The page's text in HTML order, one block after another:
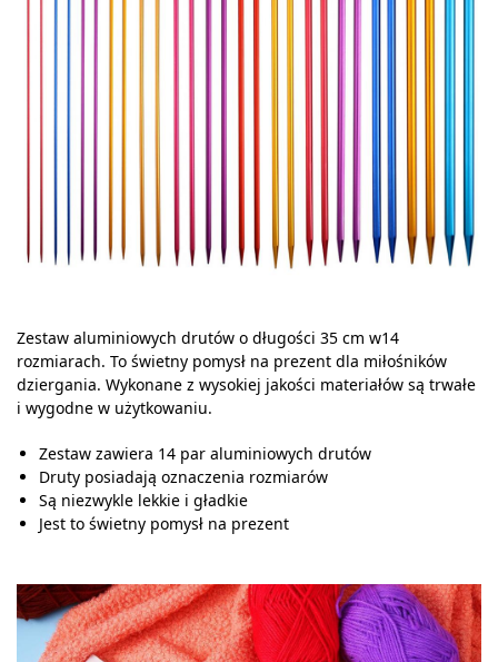
Zestaw aluminiowych drutów o długości 35 cm w14
rozmiarach. To świetny pomysł na prezent dla miłośników
dziergania. Wykonane z wysokiej jakości materiałów są trwałe
i wygodne w użytkowaniu.
Zestaw zawiera 14 par aluminiowych drutów
Druty posiadają oznaczenia rozmiarów
Są niezwykle lekkie i gładkie
Jest to świetny pomysł na prezent